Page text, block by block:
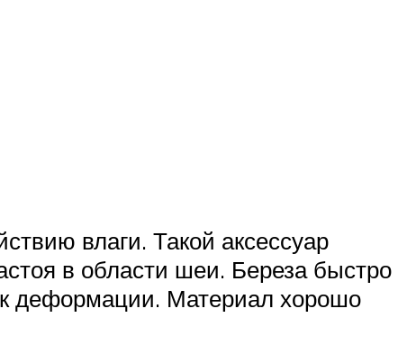
влаги. Такой аксессуар
в области шеи. Береза быстро
деформации. Материал хорошо